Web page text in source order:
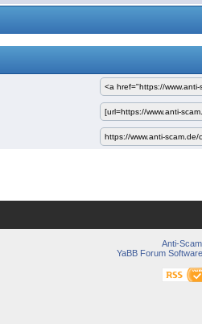
Anti-Scam
YaBB Forum Software